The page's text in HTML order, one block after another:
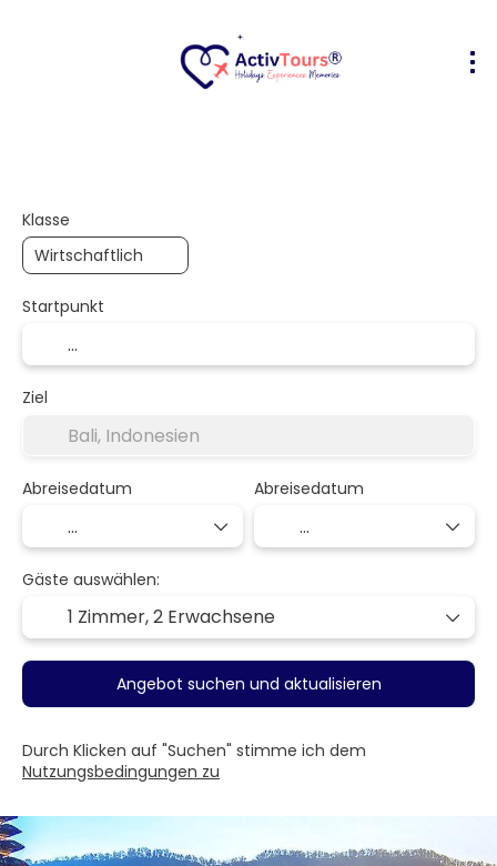
Klasse
Startpunkt
Ziel
Abreisedatum Abreisedatum
Gäste auswählen:
1 Zimmer,2 Erwachsene
Angebot suchen und aktualisieren
Durch Klicken auf "Suchen" stimme ich dem
Nutzungsbedingungen zu